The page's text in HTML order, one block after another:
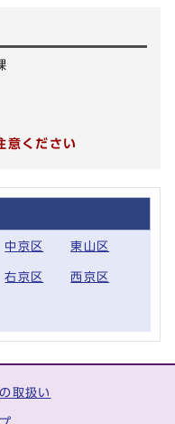
意ください
中京区 東山区
右京区 西京区
取扱い